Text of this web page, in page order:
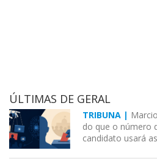
ÚLTIMAS DE GERAL
TRIBUNA |
do que o número
candidato usará